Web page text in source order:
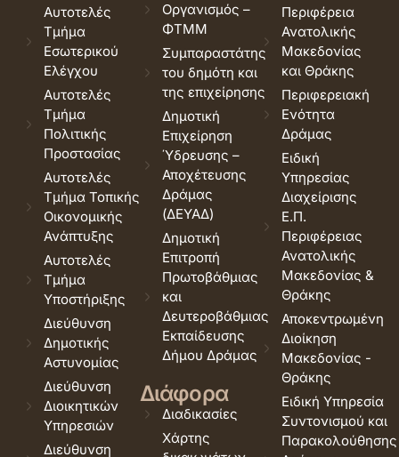
Αυτοτελές
Τμήμα
Εσωτερικού
Ελέγχου
Αυτοτελές
Τμήμα
Πολιτικής
Προστασίας
Αυτοτελές
Τμήμα Τοπικής
Οικονομικής
Ανάπτυξης
Αυτοτελές
Τμήμα
Υποστήριξης
Διεύθυνση
Δημοτικής
Αστυνομίας
Διεύθυνση
Διοικητικών
Υπηρεσιών
Διεύθυνση
Οργανισμός –
ΦΤΜΜ
Συμπαραστάτης
του δημότη και
της επιχείρησης
Δημοτική
Επιχείρηση
Ύδρευσης –
Αποχέτευσης
Δράμας
(ΔΕΥΑΔ)
Δημοτική
Επιτροπή
Πρωτοβάθμιας
και
Δευτεροβάθμιας
Εκπαίδευσης
Δήμου Δράμας
Διάφορα
Διαδικασίες
Χάρτης
Περιφέρεια
Ανατολικής
Μακεδονίας
και Θράκης
Περιφερειακή
Ενότητα
Δράμας
Ειδική
Υπηρεσίας
Διαχείρισης
Ε.Π.
Περιφέρειας
Ανατολικής
Μακεδονίας &
Θράκης
Αποκεντρωμένη
Διοίκηση
Μακεδονίας -
Θράκης
Ειδική Υπηρεσία
Συντονισμού και
Παρακολούθησης